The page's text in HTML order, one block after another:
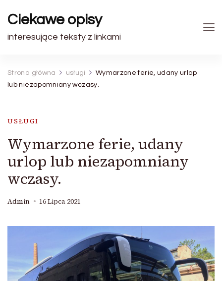
Ciekawe opisy
interesujące teksty z linkami
Strona główna usługi
Wymarzone ferie, udany urlop
lub niezapomniany wczasy.
USŁUGI
Wymarzone ferie, udany
urlop lub niezapomniany
wczasy.
Admin 16 Lipca 2021